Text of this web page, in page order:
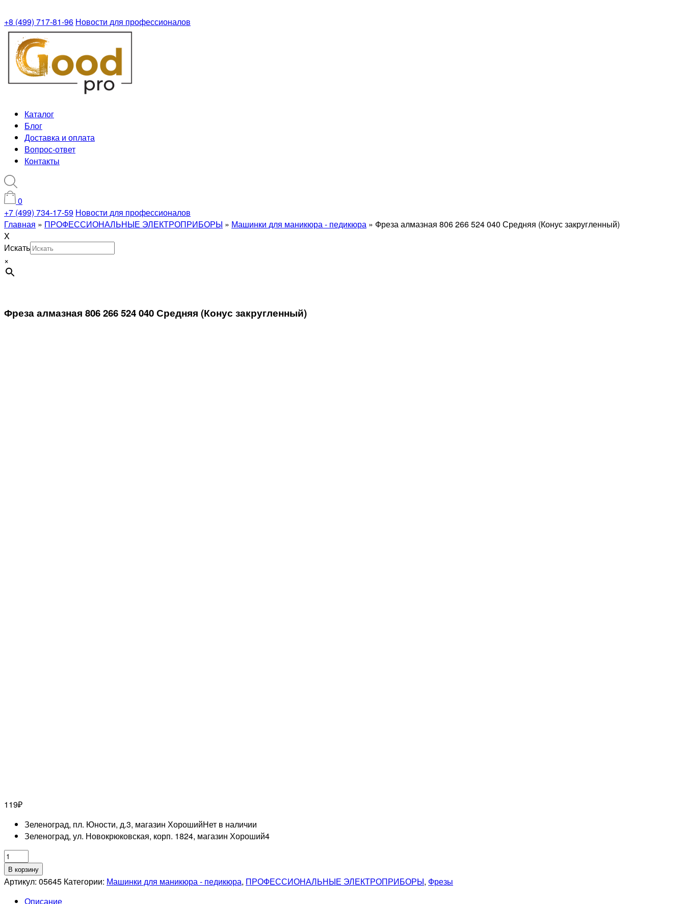
+8 (499) 717-81-96 Новости для профессионалов
Каталог
Блог
Доставка и оплата
Вопрос-ответ
Контакты
0
+7 (499) 734-17-59 Новости для профессионалов
Главная » ПРОФЕССИОНАЛЬНЫЕ ЭЛЕКТРОПРИБОРЫ » Машинки для маникюра - педикюра » Фреза алмазная 806 266 524 040 Средняя (Конус закругленный)
X
Искать
×
Фреза алмазная 806 266 524 040 Средняя (Конус закругленный)
119₽
Зеленоград, пл. Юности, д.3, магазин ХорошийНет в наличии
Зеленоград, ул. Новокрюковская, корп. 1824, магазин Хороший4
Количество
товара
Фреза
В корзину
Артикул: 05645 Категории: Машинки для маникюра - педикюра, ПРОФЕССИОНАЛЬНЫЕ ЭЛЕКТРОПРИБОРЫ, Фрезы
Описание